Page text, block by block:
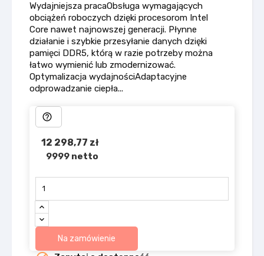
Wydajniejsza pracaObsługa wymagających
obciążeń roboczych dzięki procesorom Intel
Core nawet najnowszej generacji. Płynne
działanie i szybkie przesyłanie danych dzięki
pamięci DDR5, którą w razie potrzeby można
łatwo wymienić lub zmodernizować.
Optymalizacja wydajnościAdaptacyjne
odprowadzanie ciepła...
help_outline
12 298,77 zł
9999 netto
Na zamówienie